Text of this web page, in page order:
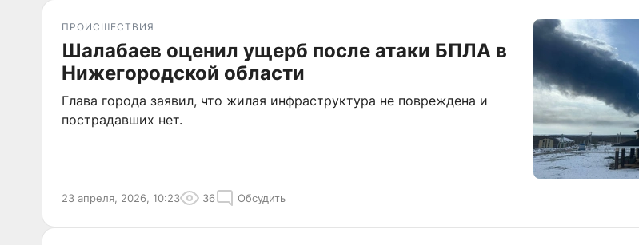
ПРОИСШЕСТВИЯ
Шалабаев оценил ущерб после атаки БПЛА в
Нижегородской области
Глава города заявил, что жилая инфраструктура не повреждена и
пострадавших нет.
23 апреля, 2026, 10:23 36 Обсудить